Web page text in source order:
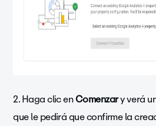
2. Haga clic enComenzary verá
que le pedirá que confirme la